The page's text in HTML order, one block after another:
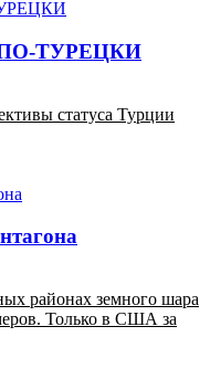
ТУРЕЦКИ
статуса Турции
районах земного шара
Только в США за